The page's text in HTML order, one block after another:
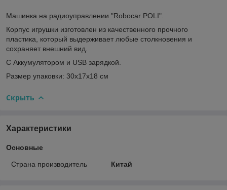
Машинка на радиоуправлении "Robocar POLI".
Корпус игрушки изготовлен из качественного прочного
пластика, который выдерживает любые столкновения и
сохраняет внешний вид.
С Аккумулятором и USB зарядкой.
Размер упаковки: 30х17х18 см
Скрыть
Характеристики
Основные
Страна производитель Китай